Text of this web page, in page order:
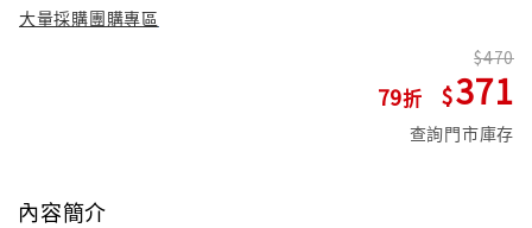
大量採購團購專區
79
470
371
查詢門市庫存
內容簡介